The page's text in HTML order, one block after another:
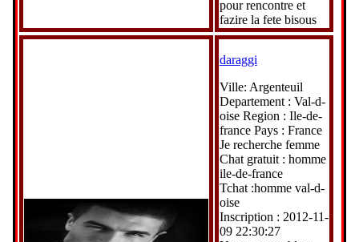
pour rencontre et
fazire la fete bisous
daraggi
Ville: Argenteuil
Departement : Val-d-
oise Region : Ile-de-
france Pays : France
Je recherche femme
Chat gratuit : homme
ile-de-france
Tchat :homme val-d-
oise
Inscription : 2012-11-
09 22:30:27